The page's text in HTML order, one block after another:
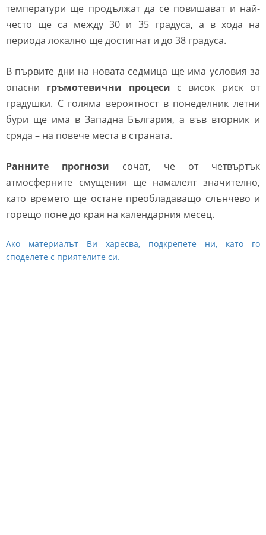
температури ще продължат да се повишават и най-
често ще са между 30 и 35 градуса, а в хода на
периода локално ще достигнат и до 38 градуса.
В първите дни на новата седмица ще има условия за
опасни гръмотевични процеси с висок риск от
градушки. С голяма вероятност в понеделник летни
бури ще има в Западна България, а във вторник и
сряда – на повече места в страната.
Ранните прогнози сочат, че от четвъртък
атмосферните смущения ще намалеят значително,
като времето ще остане преобладаващо слънчево и
горещо поне до края на календарния месец.
Ако материалът Ви харесва, подкрепете ни, като го
споделете с приятелите си.